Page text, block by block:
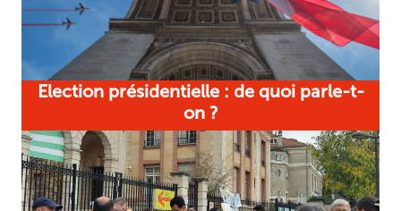
Election présidentielle : de quoi parle-t-
on ?